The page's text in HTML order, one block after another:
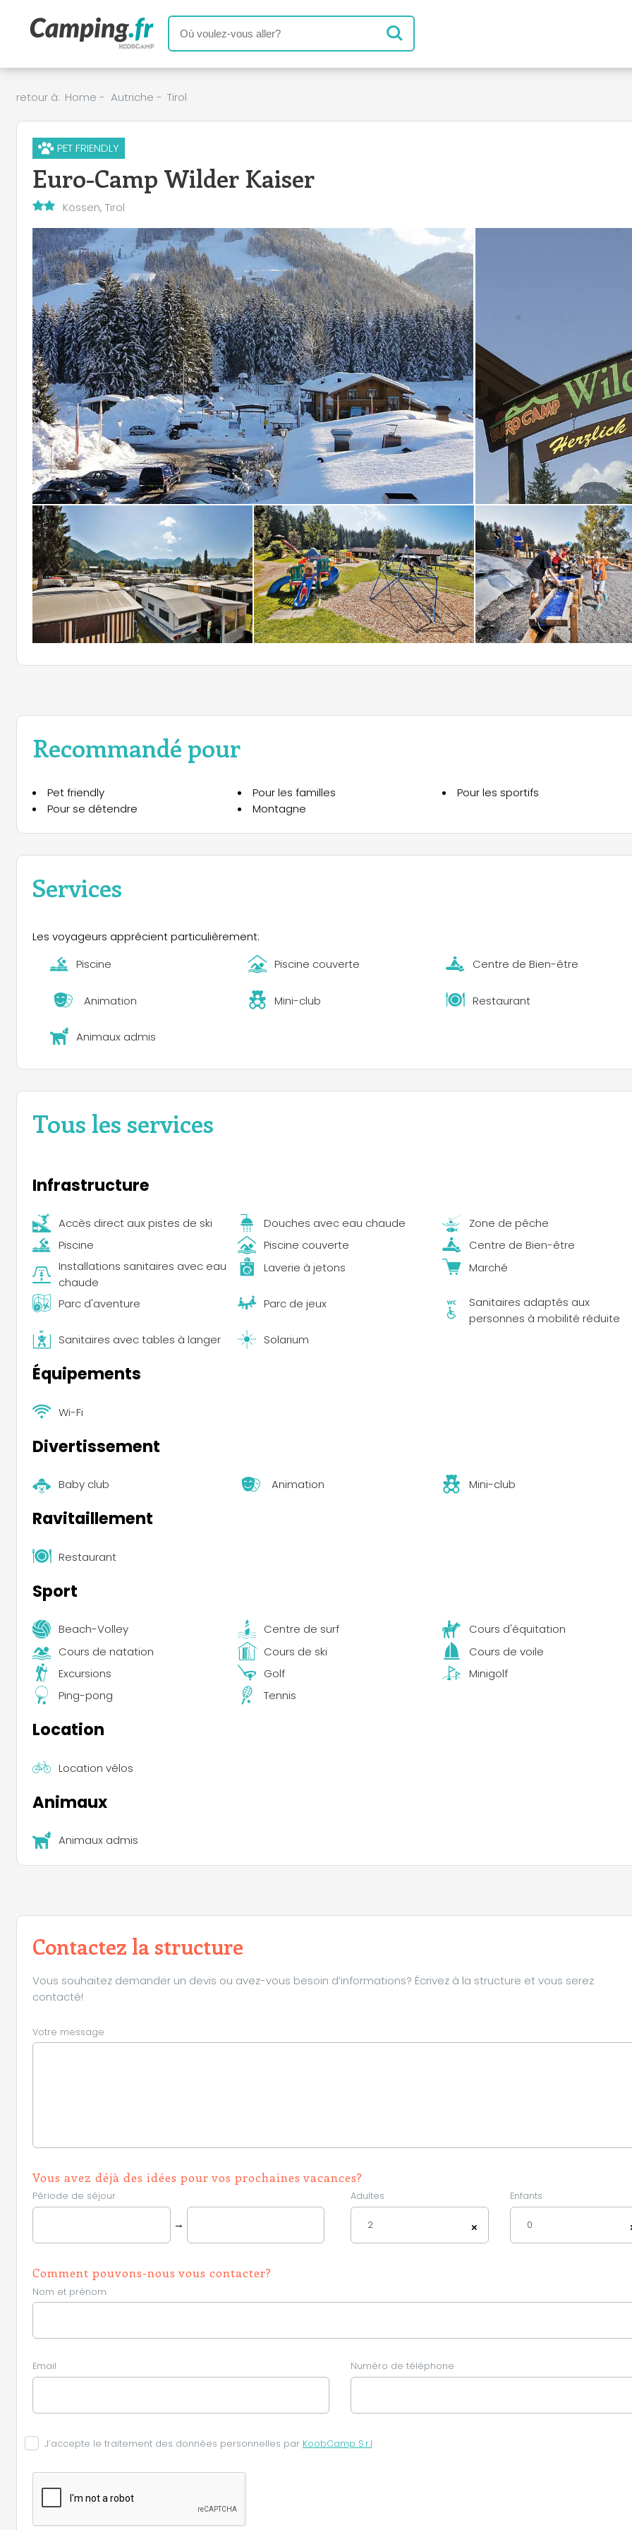
retour à: Home - Autriche - Tirol
PET FRIENDLY
Euro-Camp Wilder Kaiser
Kössen, Tirol
Recommandé pour
Pet friendly Pour les familles
Pour les sportifs
Pour se détendre
Montagne
Services
Les voyageurs apprécient particulièrement:
Piscine
Piscine couverte Centre de Bien-être
Animation Mini-club Restaurant
Animaux admis
Tous les services
Infrastructure
Accès direct aux pistes de ski Douches avec eau chaude
Zone de pêche
Piscine
Piscine couverte
Centre de Bien-être
Installations sanitaires avec eau
chaude
Laverie à jetons Marché
Parc d'aventure Parc de jeux
Sanitaires adaptés aux
personnes à mobilité réduite
Sanitaires avec tables à langer
Solarium
Équipements
Wi-Fi
Divertissement
Baby club Animation Mini-club
Ravitaillement
Restaurant
Sport
Beach-Volley Centre de surf
Cours d'équitation
Cours de natation
Cours de ski
Cours de voile
Excursions
Golf
Minigolf
Ping-pong
Tennis
Location
Location vélos
Animaux
Animaux admis
Contactez la structure
Vous souhaitez demander un devis ou avez-vous besoin d’informations? Écrivez à la structure et vous serez
contacté!
Votre message
Vous avez déjà des idées pour vos prochaines vacances?
Période de séjour
→
Adultes
×
2
Enfants
0
Comment pouvons-nous vous contacter?
Nom et prénom
Email Numéro de téléphone
J’accepte le traitement des données personnelles par KoobCamp S.r.l